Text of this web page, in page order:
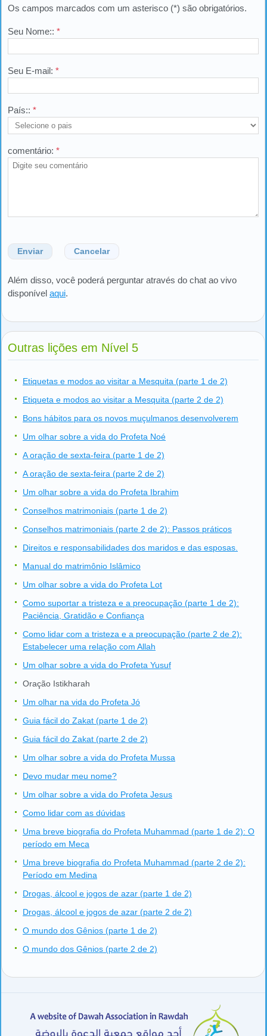
Os campos marcados com um asterisco (*) são obrigatórios.
Seu Nome:: *
Seu E-mail: *
País:: *
comentário: *
Enviar Cancelar
Além disso, você poderá perguntar através do chat ao vivo
disponível aqui.
Outras lições em Nível 5
Etiquetas e modos ao visitar a Mesquita (parte 1 de 2)
Etiqueta e modos ao visitar a Mesquita (parte 2 de 2)
Bons hábitos para os novos muçulmanos desenvolverem
Um olhar sobre a vida do Profeta Noé
A oração de sexta-feira (parte 1 de 2)
A oração de sexta-feira (parte 2 de 2)
Um olhar sobre a vida do Profeta Ibrahim
Conselhos matrimoniais (parte 1 de 2)
Conselhos matrimoniais (parte 2 de 2): Passos práticos
Direitos e responsabilidades dos maridos e das esposas.
Manual do matrimônio Islâmico
Um olhar sobre a vida do Profeta Lot
Como suportar a tristeza e a preocupação (parte 1 de 2):
Paciência, Gratidão e Confiança
Como lidar com a tristeza e a preocupação (parte 2 de 2):
Estabelecer uma relação com Allah
Um olhar sobre a vida do Profeta Yusuf
Oração Istikharah
Um olhar na vida do Profeta Jó
Guia fácil do Zakat (parte 1 de 2)
Guia fácil do Zakat (parte 2 de 2)
Um olhar sobre a vida do Profeta Mussa
Devo mudar meu nome?
Um olhar sobre a vida do Profeta Jesus
Como lidar com as dúvidas
Uma breve biografia do Profeta Muhammad (parte 1 de 2): O
período em Meca
Uma breve biografia do Profeta Muhammad (parte 2 de 2):
Período em Medina
Drogas, álcool e jogos de azar (parte 1 de 2)
Drogas, álcool e jogos de azar (parte 2 de 2)
O mundo dos Gênios (parte 1 de 2)
O mundo dos Gênios (parte 2 de 2)